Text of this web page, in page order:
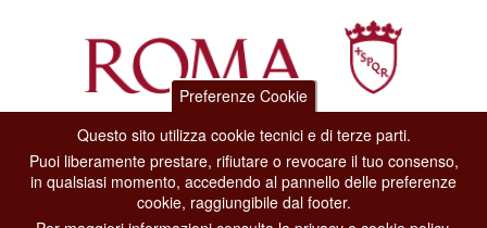
Dipartimento Grandi Eventi, Sport, Turismo e Moda.
Via di San Basilio, 51
00187 Roma
Preferenze Cookie
Questo sito utilizza cookie tecnici e di terze parti.
Puoi liberamente prestare, rifiutare o revocare il tuo consenso,
in qualsiasi momento, accedendo al pannello delle preferenze
cookie, raggiungibile dal footer.